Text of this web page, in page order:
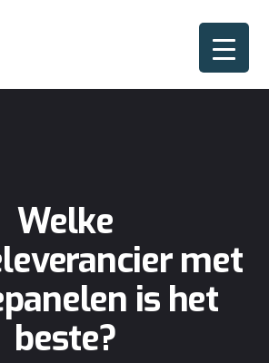
Welke
met
is het
beste?